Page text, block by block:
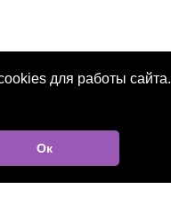
для работы сайта.
Ок